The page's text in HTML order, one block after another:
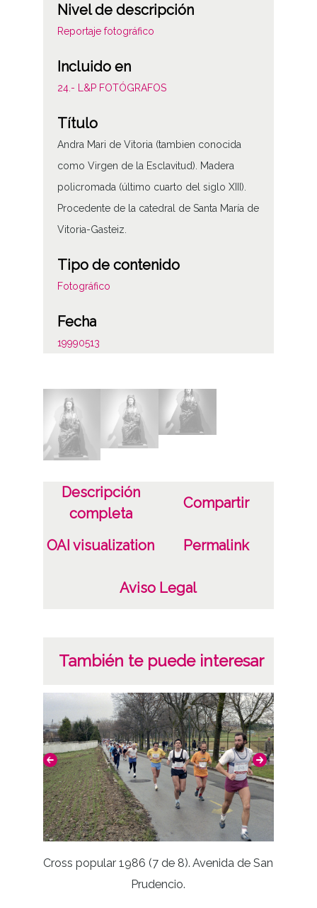
Nivel de descripción
Reportaje fotográfico
Incluido en
24.- L&P FOTÓGRAFOS
Título
Andra Mari de Vitoria (tambien conocida
como Virgen de la Esclavitud). Madera
policromada (último cuarto del siglo XIII).
Procedente de la catedral de Santa María de
Vitoria-Gasteiz.
Tipo de contenido
Fotográfico
Fecha
19990513
Lugar
Vitoria-Gasteiz
Materia
Gasteiz
Descripción
completa
Compartir
OAI visualization Permalink
Aviso Legal
También te puede interesar
Cross popular 1986 (7 de 8). Avenida de San
Prudencio.